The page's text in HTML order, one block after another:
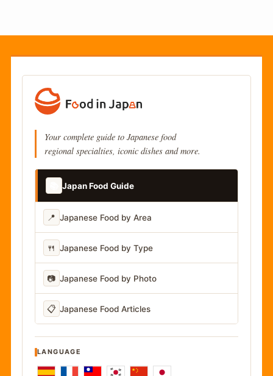
Your complete guide to Japanese food
regional specialties, iconic dishes and more.
Japan Food Guide
📍 Japanese Food by Area
🍴 Japanese Food by Type
📷 Japanese Food by Photo
📋 Japanese Food Articles
LANGUAGE